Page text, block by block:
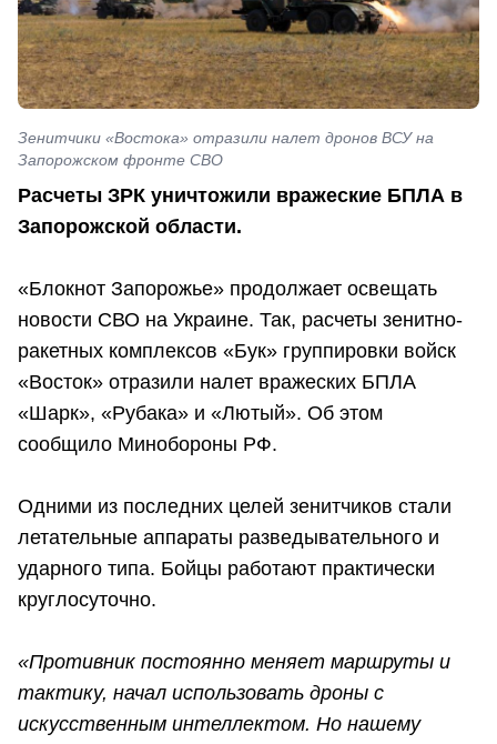
Зенитчики «Востока» отразили налет дронов ВСУ на
Запорожском фронте СВО
Расчеты ЗРК уничтожили вражеские БПЛА в
Запорожской области.
«Блокнот Запорожье» продолжает освещать
новости СВО на Украине. Так, расчеты зенитно-
ракетных комплексов «Бук» группировки войск
«Восток» отразили налет вражеских БПЛА
«Шарк», «Рубака» и «Лютый». Об этом
сообщило Минобороны РФ.
Одними из последних целей зенитчиков стали
летательные аппараты разведывательного и
ударного типа. Бойцы работают практически
круглосуточно.
«Противник постоянно меняет маршруты и
тактику, начал использовать дроны с
искусственным интеллектом. Но нашему